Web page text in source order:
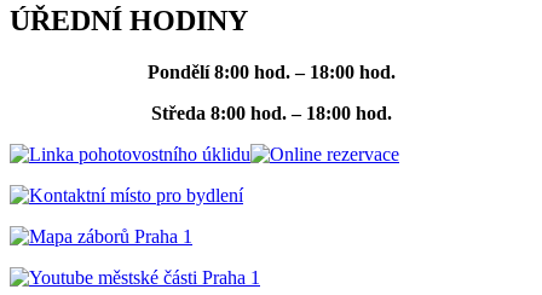
ÚŘEDNÍ HODINY
Pondělí 8:00 hod. – 18:00 hod.
Středa 8:00 hod. – 18:00 hod.